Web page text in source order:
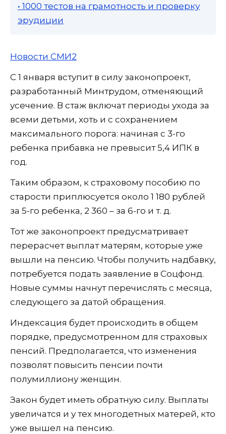
• 1000 тестов на грамотность и проверку
эрудиции
Новости СМИ2
С 1 января вступит в силу законопроект,
разработанный Минтрудом, отменяющий
усечение. В стаж включат периоды ухода за
всеми детьми, хоть и с сохранением
максимального порога: начиная с 3-го
ребенка прибавка не превысит 5,4 ИПК в
год.
Таким образом, к страховому пособию по
старости приплюсуется около 1 180 рублей
за 5-го ребенка, 2 360 – за 6-го и т. д.
Тот же законопроект предусматривает
перерасчет выплат матерям, которые уже
вышли на пенсию. Чтобы получить надбавку,
потребуется подать заявление в Соцфонд.
Новые суммы начнут перечислять с месяца,
следующего за датой обращения.
Индексация будет происходить в общем
порядке, предусмотренном для страховых
пенсий. Предполагается, что изменения
позволят повысить пенсии почти
полумиллиону женщин.
Закон будет иметь обратную силу. Выплаты
увеличатся и у тех многодетных матерей, кто
уже вышел на пенсию.